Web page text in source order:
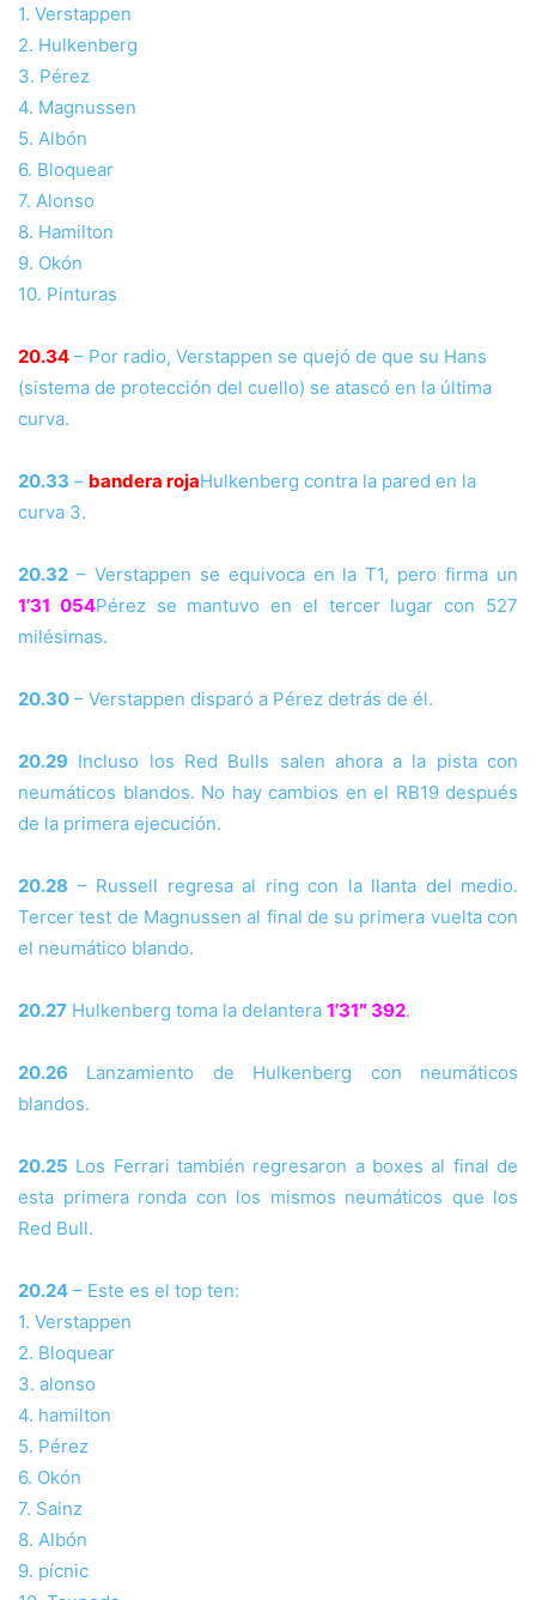
1. Verstappen
2. Hulkenberg
3. Pérez
4. Magnussen
5. Albón
6. Bloquear
7. Alonso
8. Hamilton
9. Okón
10. Pinturas
20.34 – Por radio, Verstappen se quejó de que su Hans
(sistema de protección del cuello) se atascó en la última
curva.
20.33 – bandera rojaHulkenberg contra la pared en la
curva 3.
20.32 – Verstappen se equivoca en la T1, pero firma un
1’31 054Pérez se mantuvo en el tercer lugar con 527
milésimas.
20.30 – Verstappen disparó a Pérez detrás de él.
20.29 Incluso los Red Bulls salen ahora a la pista con
neumáticos blandos. No hay cambios en el RB19 después
de la primera ejecución.
20.28 – Russell regresa al ring con la llanta del medio.
Tercer test de Magnussen al final de su primera vuelta con
el neumático blando.
20.27 Hulkenberg toma la delantera 1’31″ 392.
20.26 Lanzamiento de Hulkenberg con neumáticos
blandos.
20.25 Los Ferrari también regresaron a boxes al final de
esta primera ronda con los mismos neumáticos que los
Red Bull.
20.24 – Este es el top ten:
1. Verstappen
2. Bloquear
3. alonso
4. hamilton
5. Pérez
6. Okón
7. Sainz
8. Albón
9. pícnic